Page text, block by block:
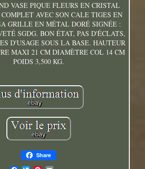
VASE PIQUE FLEURS EN CRISTAL
AVEC SON CALE TIGES EN
GRILLE EN MÉTAL DORÉ SIGNÉE :
SGDG. BON ÉTAT, PAS D'ÉCLATS,
D'USAGE SOUS LA BASE. HAUTEUR
MAXI 21 CM DIAMÈTRE COL 14 CM
POIDS 3,500 KG.
Share